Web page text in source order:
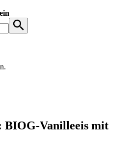
BIOG-Vanilleeis mit